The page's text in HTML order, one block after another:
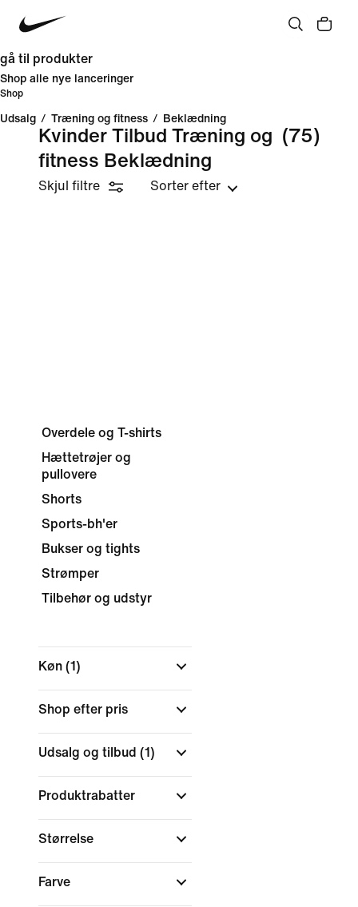
gå til produkter
Shop alle nye lanceringer
Shop
Udsalg / Træning og fitness / Beklædning
Kvinder Tilbud Træning og
fitness Beklædning
(75)
Skjul filtre Sorter efter
Overdele og T-shirts
Hættetrøjer og
pullovere
Shorts
Sports-bh'er
Bukser og tights
Strømper
Tilbehør og udstyr
Køn (1)
Shop efter pris
Udsalg og tilbud (1)
Produktrabatter
Størrelse
Farve